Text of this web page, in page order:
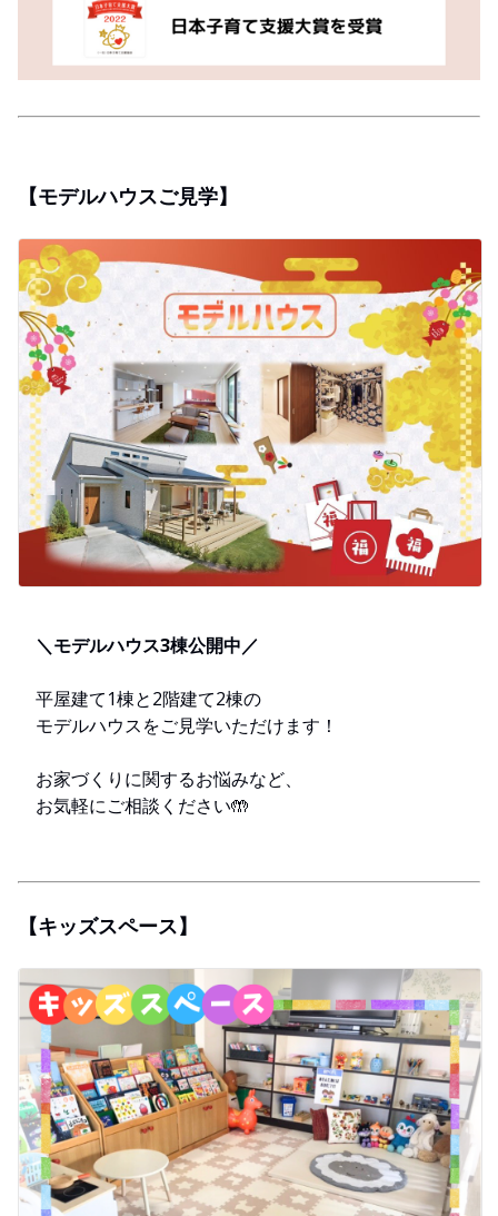
【モデルハウスご見学】
＼モデルハウス3棟公開中／
平屋建て1棟と2階建て2棟の
モデルハウスをご見学いただけます！
お家づくりに関するお悩みなど、
お気軽にご相談ください🤲
【キッズスペース】